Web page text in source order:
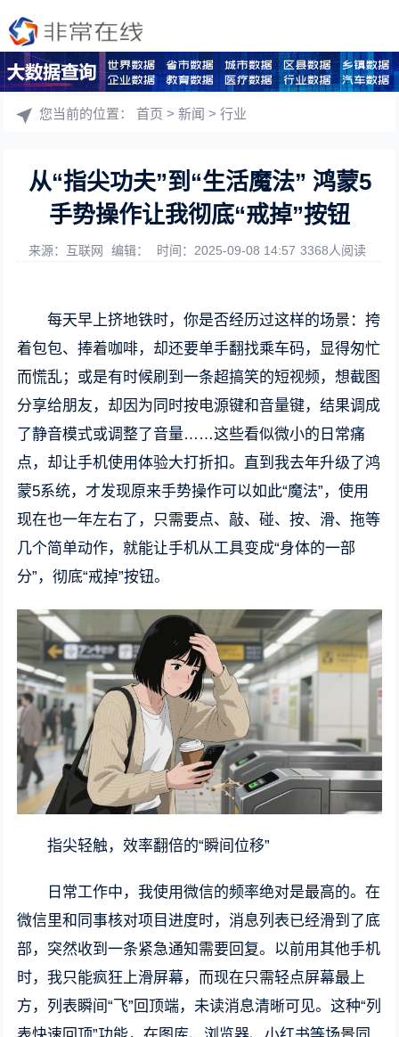
您当前的位置：首页 >新闻 >行业
从“指尖功夫”到“生活魔法” 鸿蒙5
手势操作让我彻底“戒掉”按钮
来源：互联网 编辑： 时间：2025-09-08 14:57 3368人阅读
每天早上挤地铁时，你是否经历过这样的场景：挎
着包包、捧着咖啡，却还要单手翻找乘车码，显得匆忙
而慌乱；或是有时候刷到一条超搞笑的短视频，想截图
分享给朋友，却因为同时按电源键和音量键，结果调成
了静音模式或调整了音量……这些看似微小的日常痛
点，却让手机使用体验大打折扣。直到我去年升级了鸿
蒙5系统，才发现原来手势操作可以如此“魔法”，使用
现在也一年左右了，只需要点、敲、碰、按、滑、拖等
几个简单动作，就能让手机从工具变成“身体的一部
分”，彻底“戒掉”按钮。
指尖轻触，效率翻倍的“瞬间位移”
日常工作中，我使用微信的频率绝对是最高的。在
微信里和同事核对项目进度时，消息列表已经滑到了底
部，突然收到一条紧急通知需要回复。以前用其他手机
时，我只能疯狂上滑屏幕，而现在只需轻点屏幕最上
方，列表瞬间“飞”回顶端，未读消息清晰可见。这种“列